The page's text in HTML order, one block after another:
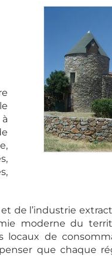
Vignobles
de l’industrie
moderne du
de
que chaque